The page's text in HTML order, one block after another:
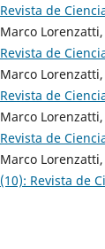
Revista de
Marco Lorenzatti,
Revista de
Marco Lorenzatti,
Revista de
Marco Lorenzatti,
Revista de
Marco Lorenzatti,
(10): Revista de